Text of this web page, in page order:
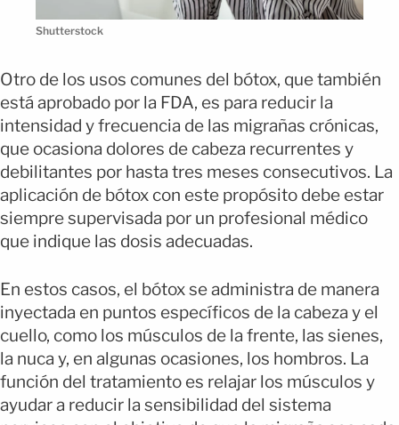
Shutterstock
Otro de los usos comunes del bótox, que también
está aprobado por la FDA, es para reducir la
intensidad y frecuencia de las migrañas crónicas,
que ocasiona dolores de cabeza recurrentes y
debilitantes por hasta tres meses consecutivos. La
aplicación de bótox con este propósito debe estar
siempre supervisada por un profesional médico
que indique las dosis adecuadas.
En estos casos, el bótox se administra de manera
inyectada en puntos específicos de la cabeza y el
cuello, como los músculos de la frente, las sienes,
la nuca y, en algunas ocasiones, los hombros. La
función del tratamiento es relajar los músculos y
ayudar a reducir la sensibilidad del sistema